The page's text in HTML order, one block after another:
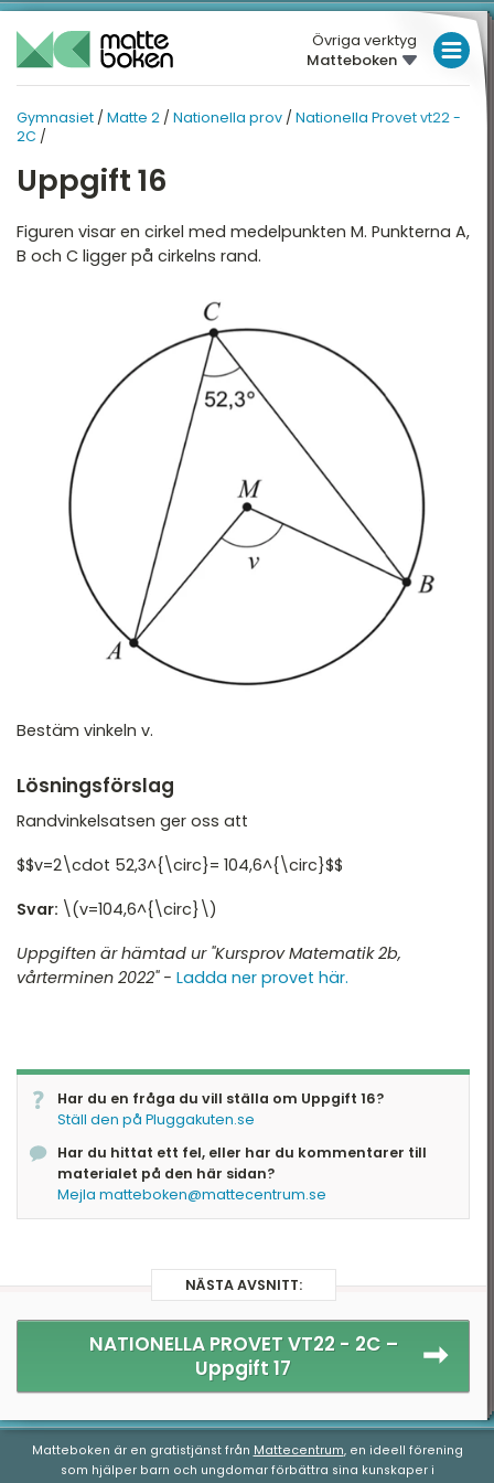
Övriga verktyg
Matteboken
Gymnasiet / Matte 2 / Nationella prov / Nationella Provet vt22 -
2C /
Uppgift 16
Figuren visar en cirkel med medelpunkten M. Punkterna A,
B och C ligger på cirkelns rand.
Bestäm vinkeln v.
Lösningsförslag
Randvinkelsatsen ger oss att
$$v=2\cdot 52,3^{\circ}= 104,6^{\circ}$$
Svar: \(v=104,6^{\circ}\)
Uppgiften är hämtad ur "Kursprov Matematik 2b,
vårterminen 2022" - Ladda ner provet här.
Har du en fråga du vill ställa om Uppgift 16?
Ställ den på Pluggakuten.se
Har du hittat ett fel, eller har du kommentarer till
materialet på den här sidan?
Mejla matteboken@mattecentrum.se
NÄSTA AVSNITT:
NATIONELLA PROVET VT22 - 2C –
Uppgift 17
LÅGSTADIET
MELLANSTADIET
GYMNASIET
GYMNASIET
2
och grafer
ekvationssystem
och geometri
prov
MATTE 2
Nationella Provet vt22 -
Nationella provet vt22 -
Nationella Provet vt22 -
2C
Nationella Provet vt15 -
2A
Nationella Provet vt15 -
2B
Nationella Provet vt15 -
Nationella Provet ht13 -
exempel
HÖGSKOLEPROV
MATTE PÅ LÄTT SV
KUL MED MATTE
Matteboken är en gratistjänst från Mattecentrum, en ideell förening
som hjälper barn och ungdomar förbättra sina kunskaper i